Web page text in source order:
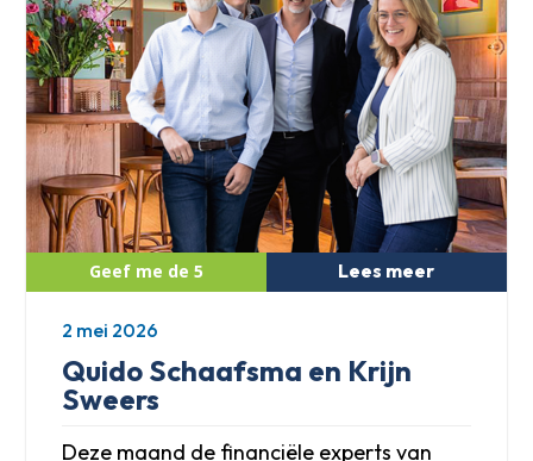
Quido Schaafsma en Krijn
Sweers
Deze maand de financiële experts van
Lees meer
2 mei 2026